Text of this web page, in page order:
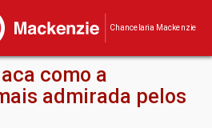
Chancelaria Mackenzie
como a
admirada pelos